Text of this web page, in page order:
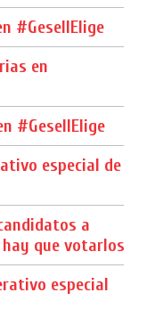
#GesellElige
en
#GesellElige
especial de
a
que votarlos
especial